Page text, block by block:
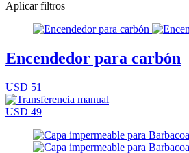
Aplicar filtros
Encendedor para carbón
USD 51
USD 49